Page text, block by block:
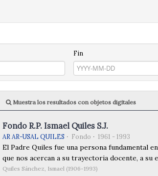
Fin
Muestra los resultados con objetos digitales
Fondo R.P. Ismael Quiles S.J.
AR AR-USAL QUILES Fondo 1961 - 1993
El Padre Quiles fue una persona fundamental
que nos acercan a su trayectoria docente, a
Quiles Sánchez, Ismael (1906-1993)